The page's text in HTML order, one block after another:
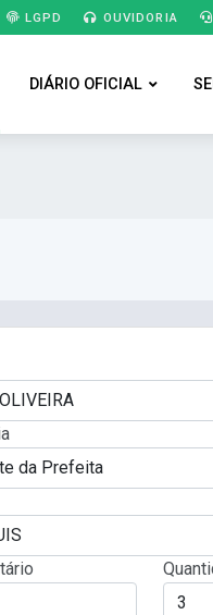
LGPD OUVIDORIA
DIÁRIO OFICIAL